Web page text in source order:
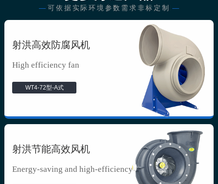
— 可依据实际环境参数需求非标定制 —
射洪高效防腐风机
High efficiency fan
WT4-72型-A式
射洪节能高效风机
Energy-saving and high-efficiency f...